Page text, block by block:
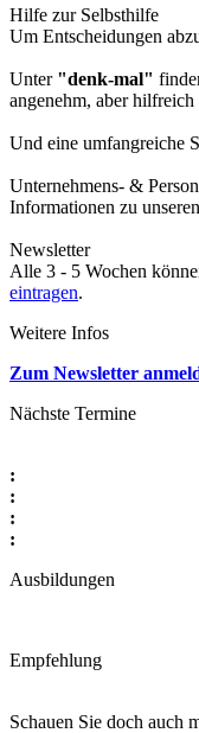
Hilfe zur Selbsthilfe
Um Entscheidungen
Unter "denk-mal"
angenehm, aber
Und eine umfangreiche
Unternehmens- &
Informationen zu
Newsletter
Alle 3 - 5 Wochen
eintragen.
Weitere Infos
Zum Newsletter
Nächste Termine
:
:
:
:
Ausbildungen
Empfehlung
Schauen Sie doch auch